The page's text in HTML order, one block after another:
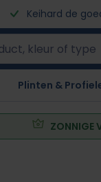
Keihard de
Plinten &
ZONNIGE